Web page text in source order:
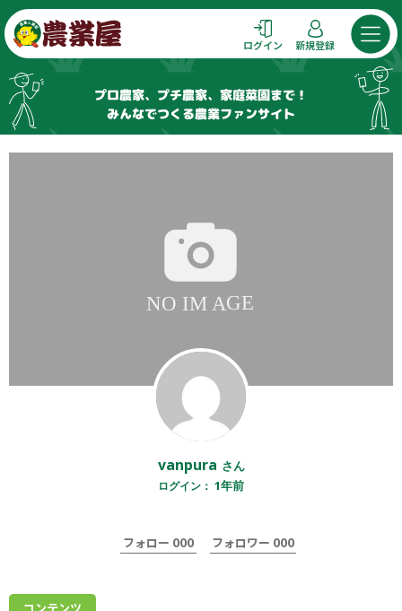
コ
ン
テ
ン
ツ
へ
ログイン 新規登録
プロ農家、プチ農家、家庭菜園まで！
みんなでつくる農業ファンサイト
vanpura さん
ログイン： 1年前
フォロー 000 フォロワー 000